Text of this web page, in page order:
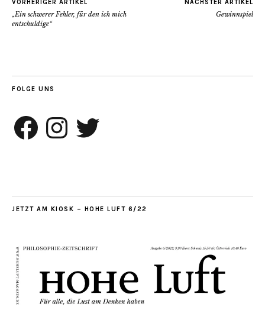
VORHERIGER ARTIKEL
„Ein schwerer Fehler, für den ich mich
entschuldige“
NÄCHSTER ARTIKEL
Gewinnspiel
FOLGE UNS
Facebook InstagramTwitter
JETZT AM KIOSK – HOHE LUFT 6/22